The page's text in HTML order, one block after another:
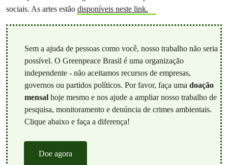
sociais. As artes estão disponíveis neste link.
Sem a ajuda de pessoas como você, nosso trabalho não seria
possível. O Greenpeace Brasil é uma organização
independente - não aceitamos recursos de empresas,
governos ou partidos políticos. Por favor, faça uma doação
mensalhoje mesmo e nos ajude a ampliar nosso trabalho de
pesquisa, monitoramento e denúncia de crimes ambientais.
Clique abaixo e faça a diferença!
Doe agora